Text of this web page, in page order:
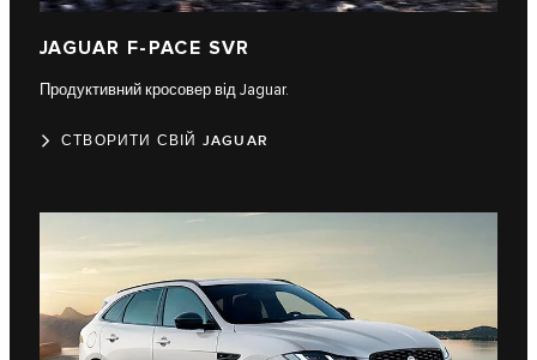
JAGUAR F-PACE SVR​
Продуктивний кросовер від Jaguar.
СТВОРИТИ СВІЙ JAGUAR